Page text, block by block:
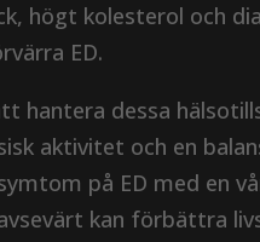
högt kolesterol och
ED.
hantera dessa
aktivitet och en
på ED med en
kan förbättra